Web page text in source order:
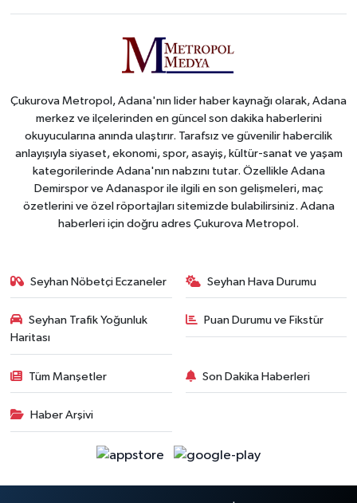
Çukurova Metropol, Adana'nın lider haber kaynağı olarak, Adana
merkez ve ilçelerinden en güncel son dakika haberlerini
okuyucularına anında ulaştırır. Tarafsız ve güvenilir habercilik
anlayışıyla siyaset, ekonomi, spor, asayiş, kültür-sanat ve yaşam
kategorilerinde Adana'nın nabzını tutar. Özellikle Adana
Demirspor ve Adanaspor ile ilgili en son gelişmeleri, maç
özetlerini ve özel röportajları sitemizde bulabilirsiniz. Adana
haberleri için doğru adres Çukurova Metropol.
Seyhan Nöbetçi Eczaneler Seyhan Hava Durumu
Seyhan Trafik Yoğunluk
Haritası
Puan Durumu ve Fikstür
Tüm Manşetler Son Dakika Haberleri
Haber Arşivi